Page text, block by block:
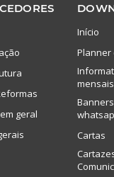
geral
Início
Planner
mensais
Cartas